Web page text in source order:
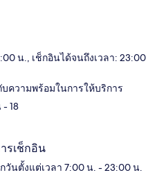
น., เช็กอินได้จนถึงเวลา: 23:00
ความพร้อมในการให้บริการ
18
รเช็กอิน
วันตั้งแต่เวลา 7:00 น. - 23:00 น.